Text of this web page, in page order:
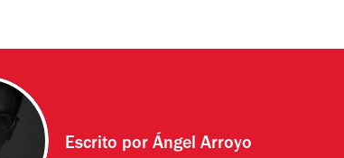
Escrito por Ángel Arroyo